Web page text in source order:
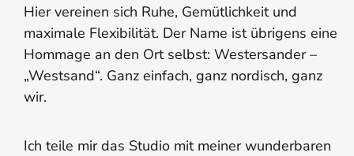
Hier vereinen sich Ruhe, Gemütlichkeit und
maximale Flexibilität. Der Name ist übrigens eine
Hommage an den Ort selbst: Westersander –
„Westsand“. Ganz einfach, ganz nordisch, ganz
wir.
Ich teile mir das Studio mit meiner wunderbaren